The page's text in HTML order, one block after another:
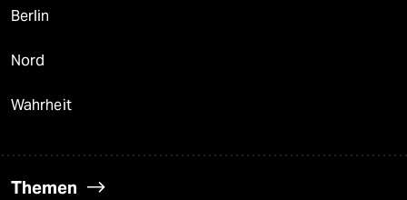
Berlin
Nord
Wahrheit
Themen